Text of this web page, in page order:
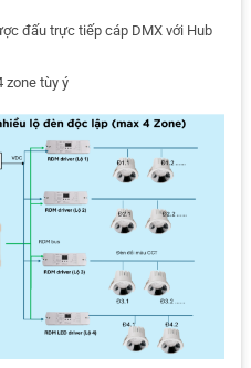
đấu trực tiếp cáp DMX với Hub
zone tùy ý